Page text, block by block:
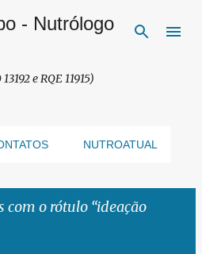
o conteúdo principal
- Nutrólogo
e RQE 11915)
NUTROATUAL
com o rótulo ideação